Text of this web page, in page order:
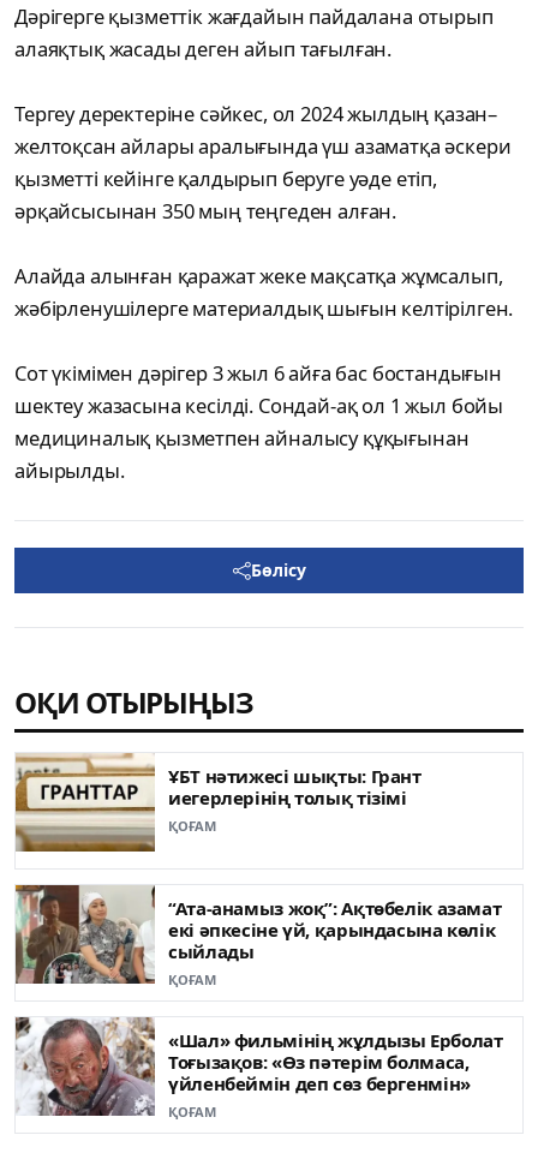
Дәрігерге қызметтік жағдайын пайдалана отырып
алаяқтық жасады деген айып тағылған.
Тергеу деректеріне сәйкес, ол 2024 жылдың қазан–
желтоқсан айлары аралығында үш азаматқа әскери
қызметті кейінге қалдырып беруге уәде етіп,
әрқайсысынан 350 мың теңгеден алған.
Алайда алынған қаражат жеке мақсатқа жұмсалып,
жәбірленушілерге материалдық шығын келтірілген.
Сот үкімімен дәрігер 3 жыл 6 айға бас бостандығын
шектеу жазасына кесілді. Сондай-ақ ол 1 жыл бойы
медициналық қызметпен айналысу құқығынан
айырылды.
Бөлісу
ОҚИ ОТЫРЫҢЫЗ
ҰБТ нәтижесі шықты: Грант
иегерлерінің толық тізімі
ҚОҒАМ
“Ата-анамыз жоқ”: Ақтөбелік азамат
екі әпкесіне үй, қарындасына көлік
сыйлады
ҚОҒАМ
«Шал» фильмінің жұлдызы Ерболат
Тоғызақов: «Өз пәтерім болмаса,
үйленбеймін деп сөз бергенмін»
ҚОҒАМ